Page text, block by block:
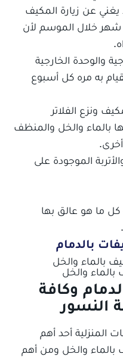
يغني عن زيارة المكيف
شهر خلال الموسم لأن
والوحدة الخارجية
به مره كل أسبوع
ونزع الفلاتر
بالماء والخل والمنظف
الموجودة على
كل ما هو عالق بها
بالدمام
وكافة
النسور
المنزلية أحد أهم
بالماء والخل ومن أهم